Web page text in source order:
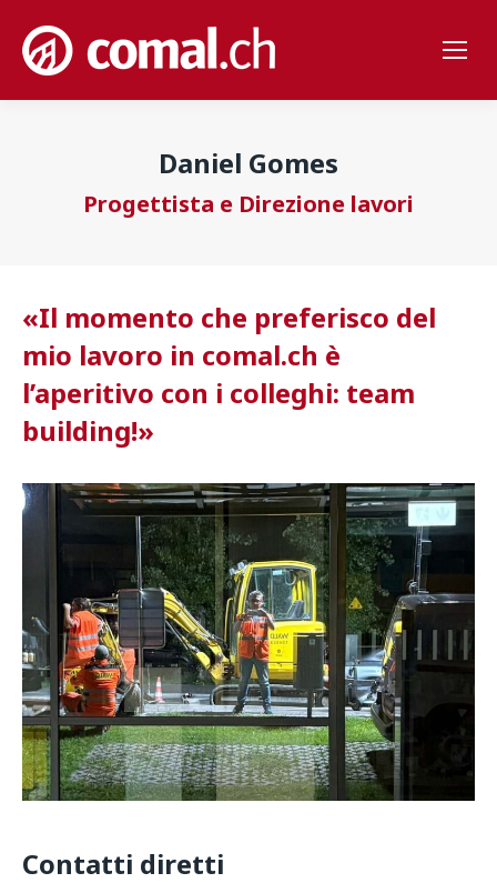
Daniel Gomes
Progettista e Direzione lavori
«Il momento che preferisco del
mio lavoro in comal.ch è
l’aperitivo con i colleghi: team
building!»
Contatti diretti